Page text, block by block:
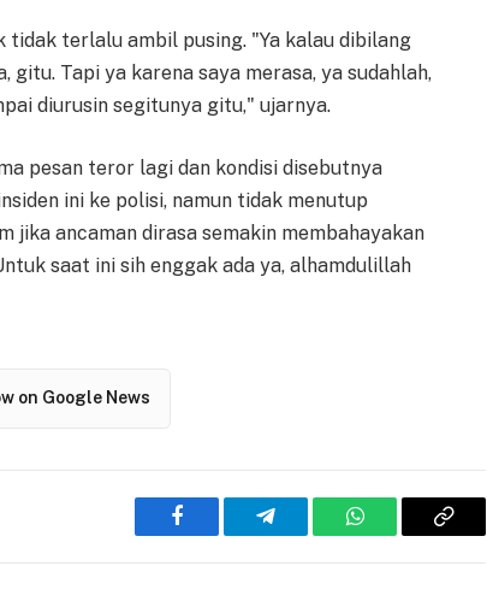
tidak terlalu ambil pusing. "Ya kalau dibilang
gitu. Tapi ya karena saya merasa, ya sudahlah,
diurusin segitunya gitu," ujarnya.
pesan teror lagi dan kondisi disebutnya
ini ke polisi, namun tidak menutup
jika ancaman dirasa semakin membahayakan
saat ini sih enggak ada ya, alhamdulillah
on Google News
Facebook Telegram WhatsAppCopy